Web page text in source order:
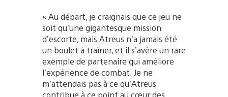
« Au départ, je craignais que ce jeu ne
soit qu’une gigantesque mission
d’escorte, mais Atreus n’a jamais été
un boulet à traîner, et il s’avère un rare
exemple de partenaire qui améliore
l’expérience de combat. Je ne
m’attendais pas à ce qu’Atreus
contribue à ce point au cœur des